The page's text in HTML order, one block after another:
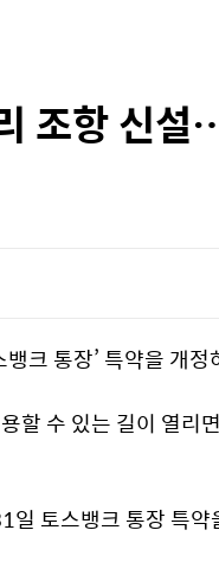
조항 신
크 통장’ 특약을 개
할 수 있는 길이 열리
토스뱅크 통장 특